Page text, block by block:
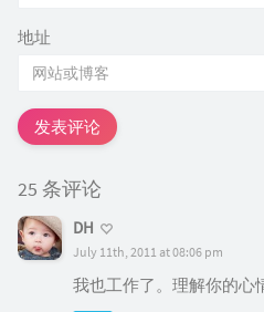
地址
发表评论
25 条评论
DH
July 11th, 2011 at 08:06 pm
我也工作了。理解你的心